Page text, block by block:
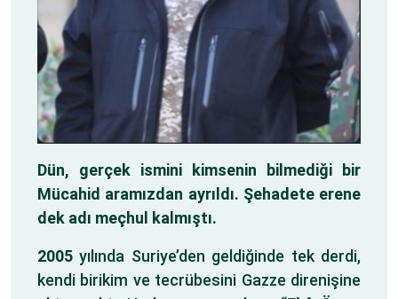
Dün, gerçek ismini kimsenin bilmediği bir
Mücahid aramızdan ayrıldı. Şehadete erene
dek adı meçhul kalmıştı.
2005 yılında Suriye’den geldiğinde tek derdi,
kendi birikim ve tecrübesini Gazze direnişine